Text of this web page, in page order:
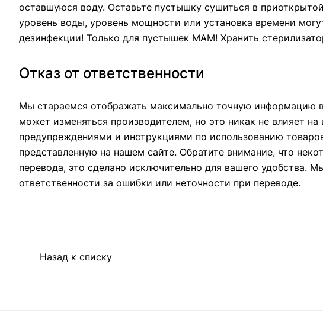
оставшуюся воду. Оставьте пустышку сушиться в
уровень воды, уровень мощности или установка времени
дезинфекции! Только для пустышек MAM! Хранить
Отказ от ответственности
Мы стараемся отображать максимально точную информацию
может изменяться производителем, но это никак не влияет
предупреждениями и инструкциями по использованию
представленную на нашем сайте. Обратите внимание, что
перевода, это сделано исключительно для вашего удобства.
ответственности за ошибки или неточности при переводе.
Назад к списку